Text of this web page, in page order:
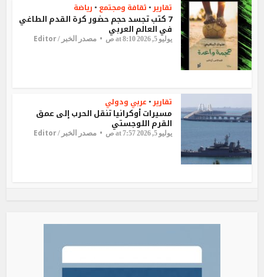
تقارير • ثقافة ومجتمع • رياضة
7 كتب تجسد حجم حضور كرة القدم الطاغي
في العالم العربي
يوليو 5, 2026 at 8:10 ص مصدر الخبر /Editor
تقارير • عربي ودولي
مسيرات أوكرانيا تنقل الحرب إلى عمق
القرم اللوجستي
يوليو 5, 2026 at 7:57 ص مصدر الخبر /Editor